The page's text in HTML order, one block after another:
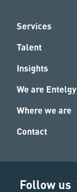
Services
Talent
Insights
We are Entelgy
Where we are
Contact
Follow us